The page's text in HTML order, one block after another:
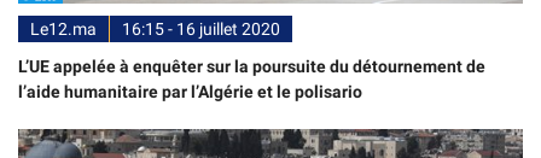
Le12.ma
16:15 - 16 juillet 2020
L’UE appelée à enquêter sur la poursuite du détournement de
l’aide humanitaire par l’Algérie et le polisario